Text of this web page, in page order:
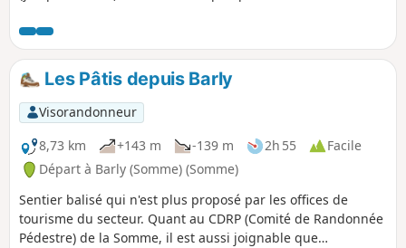
Les Pâtis depuis Barly
Visorandonneur
8,73 km
+143 m -139 m 2h 55
Facile
Départ à Barly (Somme) (Somme)
Sentier balisé qui n'est plus proposé par les offices de
tourisme du secteur. Quant au CDRP (Comité de Randonnée
Pédestre) de la Somme, il est aussi joignable que